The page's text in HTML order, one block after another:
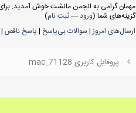
مهمان گرامی به انجمن مانشت خوش آمدید.
گزینه‌های شما (ورود—ثبت نام)
ارسال‌های امروز| سوالات بی‌پاسخ | پاسخ ناقص |
پروفایل کاربری mac_71128